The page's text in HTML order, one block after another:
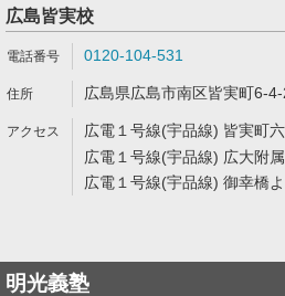
広島皆実校
0120-104-531
広島県広島市南区皆実町6-
広電１号線(宇品線) 皆実町
広電１号線(宇品線) 広大附
広電１号線(宇品線) 御幸橋
明光義塾